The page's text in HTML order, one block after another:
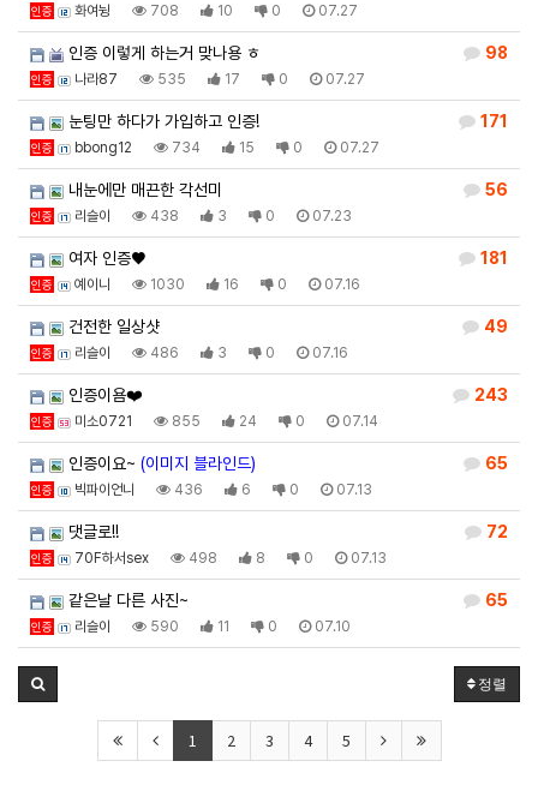
인증 화여뉭 708 10 0 07.27
98
인증 이렇게 하는거 맞나용 ㅎ
인증 나라87 535 17 0 07.27
171
눈팅만 하다가 가입하고 인증!
인증 bbong12 734 15 0 07.27
56
내눈에만 매끈한 각선미
인증 리슬이 438 3 0 07.23
181
여자 인증♥
인증 예이니 1030 16 0 07.16
49
건전한 일상샷
인증 리슬이 486 3 0 07.16
243
인증이욤❤️
인증 미소0721 855 24 0 07.14
65
인증이요~ (이미지 블라인드)
인증 빅파이언니 436 6 0 07.13
72
댓글로!!
인증 70F하서sex 498 8 0 07.13
65
같은날 다른 사진~
인증 리슬이 590 11 0 07.10
정렬
1 2 3 4 5